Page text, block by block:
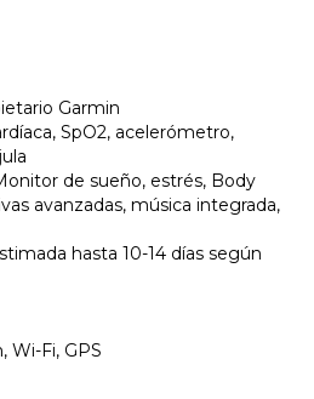
Garmin
SpO2, acelerómetro,
de sueño, estrés, Body
avanzadas, música integrada,
hasta 10-14 días según
Wi-Fi, GPS